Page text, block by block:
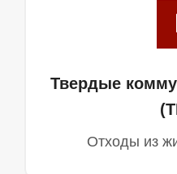
Твердые
Отходы из